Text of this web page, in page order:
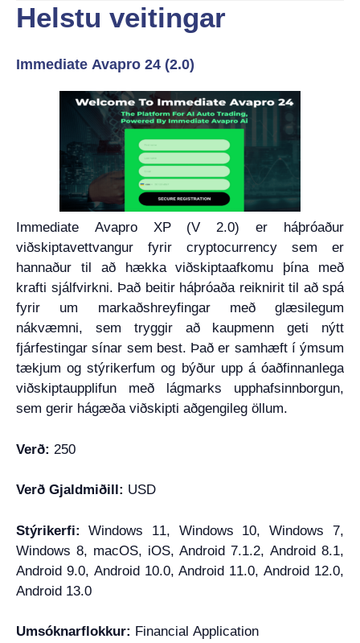
Helstu veitingar
Immediate Avapro 24 (2.0)
Immediate Avapro XP (V 2.0) er háþróaður
viðskiptavettvangur fyrir cryptocurrency sem er
hannaður til að hækka viðskiptaafkomu þína með
krafti sjálfvirkni. Það beitir háþróaða reiknirit til að spá
fyrir um markaðshreyfingar með glæsilegum
nákvæmni, sem tryggir að kaupmenn geti nýtt
fjárfestingar sínar sem best. Það er samhæft í ýmsum
tækjum og stýrikerfum og býður upp á óaðfinnanlega
viðskiptaupplifun með lágmarks upphafsinnborgun,
sem gerir hágæða viðskipti aðgengileg öllum.
Verð: 250
Verð Gjaldmiðill: USD
Stýrikerfi: Windows 11, Windows 10, Windows 7,
Windows 8, macOS, iOS, Android 7.1.2, Android 8.1,
Android 9.0, Android 10.0, Android 11.0, Android 12.0,
Android 13.0
Umsóknarflokkur: Financial Application